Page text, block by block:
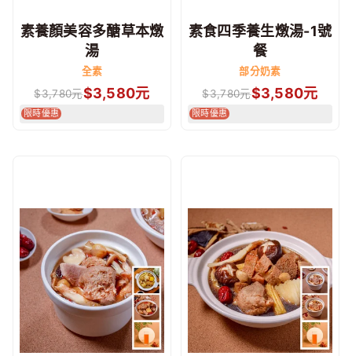
素養顏美容多醣草本燉
湯
全素
$3,780元$3,580元
限時優惠
素食四季養生燉湯-1號
餐
部分奶素
$3,780元$3,580元
限時優惠